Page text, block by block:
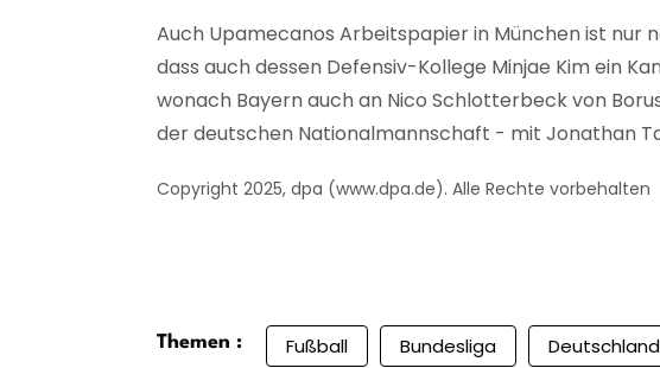
Auch Upamecanos Arbeitspapier in München ist nur
dass auch dessen Defensiv-Kollege Minjae Kim ein
wonach Bayern auch an Nico Schlotterbeck von
der deutschen Nationalmannschaft - mit Jonathan
Copyright 2025, dpa (www.dpa.de). Alle Rechte vorbehalten
Themen : Fußball Bundesliga Deutschland